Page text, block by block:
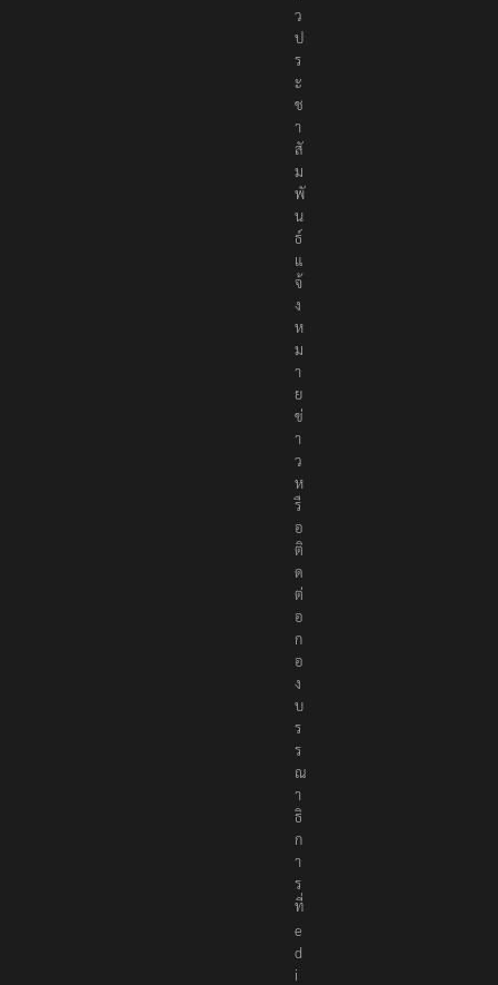
ว
ป
ร
ะ
ช
า
สั
ม
พั
น
ธ์
แ
จ้
ง
ห
ม
า
ย
ข่
า
ว
ห
รื
อ
ติ
ด
ต่
อ
ก
อ
ง
บ
ร
ร
ณ
า
ธิ
ก
า
ร
ที่
e
d
i